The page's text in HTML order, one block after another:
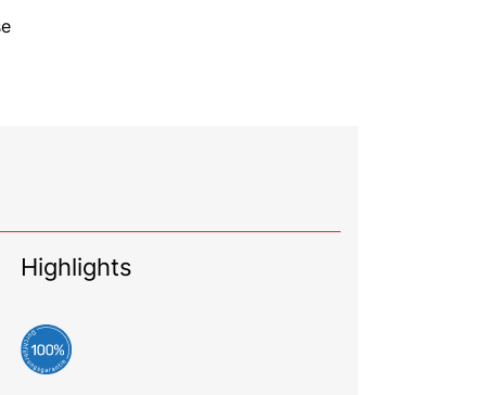
Highlights